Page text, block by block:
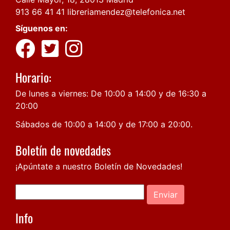
913 66 41 41 libreriamendez@telefonica.net
Síguenos en:
Horario:
De lunes a viernes: De 10:00 a 14:00 y de 16:30 a
20:00
Sábados de 10:00 a 14:00 y de 17:00 a 20:00.
Boletín de novedades
¡Apúntate a nuestro Boletín de Novedades!
Enviar
Info